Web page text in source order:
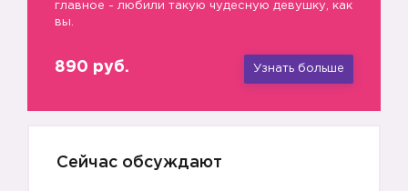
главное - любили такую чудесную девушку, как
вы.
890 руб. Узнать больше
Сейчас обсуждают